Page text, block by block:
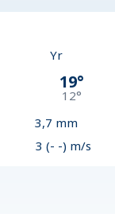
Yr
19°
12°
3,7 mm
3 (- -) m/s